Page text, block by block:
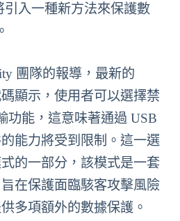
引入一種新方法來保護數
團隊的報導，最新的
顯示，使用者可以選擇禁
功能，這意味著通過 USB
能力將受到限制。這一選
的一部分，該模式是一套
在保護面臨駭客攻擊風險
多項額外的數據保護。